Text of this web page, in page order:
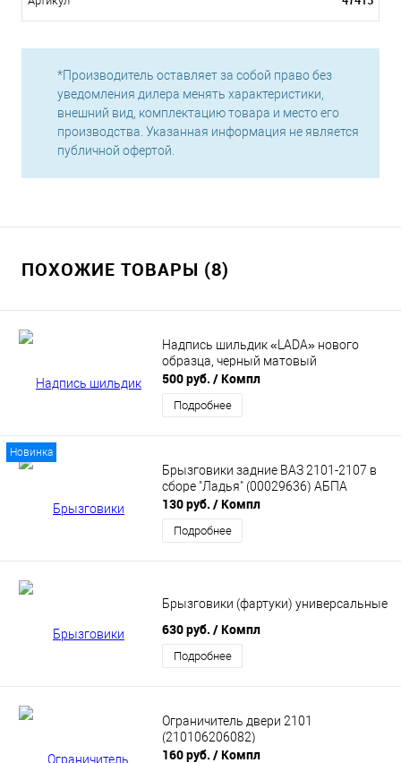
*Производитель оставляет за собой право без
уведомления дилера менять характеристики,
внешний вид, комплектацию товара и место его
производства. Указанная информация не является
публичной офертой.
ПОХОЖИЕ ТОВАРЫ (8)
Надпись шильдик «LADA» нового
образца, черный матовый
500 руб. / Компл
Подробнее
Новинка
Брызговики задние ВАЗ 2101-2107 в
сборе "Ладья" (00029636) АБПА
130 руб. / Компл
Подробнее
Брызговики (фартуки) универсальные
630 руб. / Компл
Подробнее
Ограничитель двери 2101
(210106206082)
160 руб. / Компл